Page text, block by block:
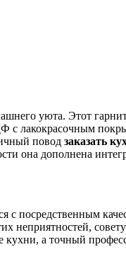
уюта. Этот
с лакокрасочным
повод заказать
она дополнена
посредственным
неприятностей,
кухни, а точный